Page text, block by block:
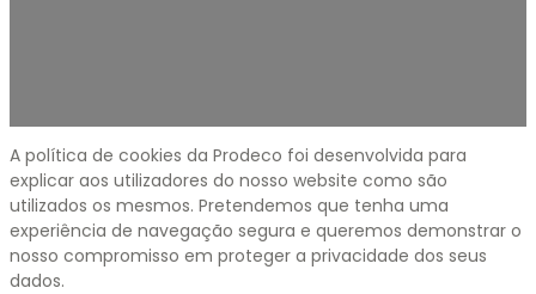
A política de cookies da Prodeco foi desenvolvida para
explicar aos utilizadores do nosso website como são
utilizados os mesmos. Pretendemos que tenha uma
experiência de navegação segura e queremos demonstrar o
nosso compromisso em proteger a privacidade dos seus
dados.